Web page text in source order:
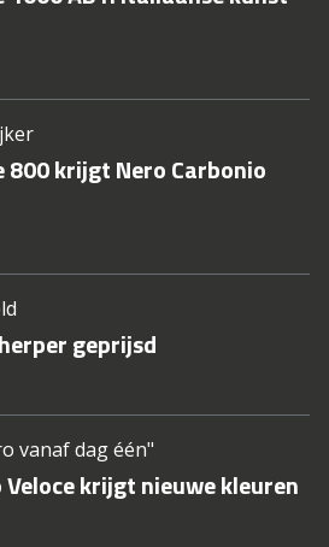
800 krijgt Nero Carbonio
geprijsd
vanaf dag één"
krijgt nieuwe kleuren